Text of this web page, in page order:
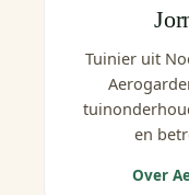
Tuinier uit
en
Over